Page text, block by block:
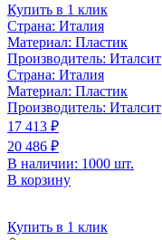
Купить в 1 клик
Страна: Италия
Материал: Пластик
Производитель: Италсит
Страна: Италия
Материал: Пластик
Производитель: Италсит
17 413 ₽
20 486 ₽
В наличии: 1000 шт.
В корзину
Купить в 1 клик